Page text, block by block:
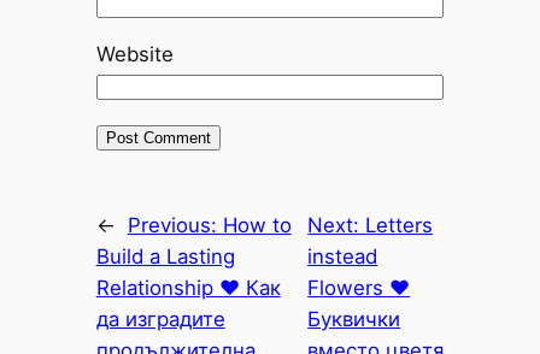
Website
← Previous: How to
Build a Lasting
Relationship ♥ Как
да изградите
Next: Letters
instead
Flowers ♥
Буквички